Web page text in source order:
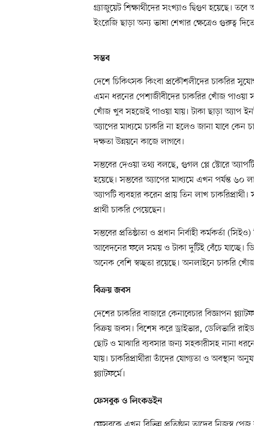
গ্র্যাজুয়েট শিক্ষার্থীদের সংখ্যাও দ্বিগুণ হয়েছে।
ইংরেজি ছাড়া অন্য ভাষা শেখার ক্ষেত্রেও গুরুত্ব
সম্ভব
দেশে চিকিৎসক কিংবা প্রকৌশলীদের চাকরির সুযোগ
এমন ধরনের পেশাজীবীদের চাকরির খোঁজ পাওয়া
খোঁজ খুব সহজেই পাওয়া যায়। টাকা ছাড়া অ্যাপ
অ্যাপের মাধ্যমে চাকরি না হলেও জানা যাবে কেন
দক্ষতা উন্নয়নে কাজে লাগবে।
সম্ভবের দেওয়া তথ্য বলছে, গুগল প্লে স্টোরে
হয়েছে। সম্ভবের অ্যাপের মাধ্যমে এখন পর্যন্ত ৬০
অ্যাপটি ব্যবহার করেন প্রায় তিন লাখ
প্রার্থী চাকরি পেয়েছেন।
সম্ভবের প্রতিষ্ঠাতা ও প্রধান নির্বাহী কর্মকর্তা
আবেদনের ফলে সময় ও টাকা দুটিই বেঁচে যাচ্ছে।
অনেক বেশি স্বচ্ছতা রয়েছে। অনলাইনে চাকরি
বিক্রয় জবস
দেশের চাকরির বাজারে কেনাবেচার বিজ্ঞাপন
বিক্রয় জবস। বিশেষ করে ড্রাইভার, ডেলিভারি
ছোট ও মাঝারি ব্যবসার জন্য সহকারীসহ নানা
যায়। চাকরিপ্রার্থীরা তাঁদের যোগ্যতা ও
প্ল্যাটফর্মে।
ফেসবুক ও লিংকডইন